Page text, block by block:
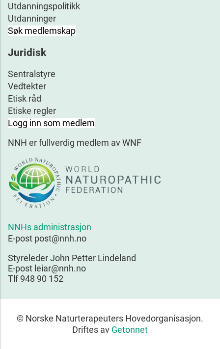
Utdanningspolitikk
Utdanninger
Søk medlemskap
Juridisk
Sentralstyre
Vedtekter
Etisk råd
Etiske regler
Logg inn som medlem
NNH er fullverdig medlem av WNF
NNHs administrasjon
E-post post@nnh.no
Styreleder John Petter Lindeland
E-post leiar@nnh.no
Tlf 948 90 152
© Norske Naturterapeuters Hovedorganisasjon.
Driftes av Getonnet